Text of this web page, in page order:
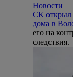
Новости
СК открыл
дома в
его на
следствия.